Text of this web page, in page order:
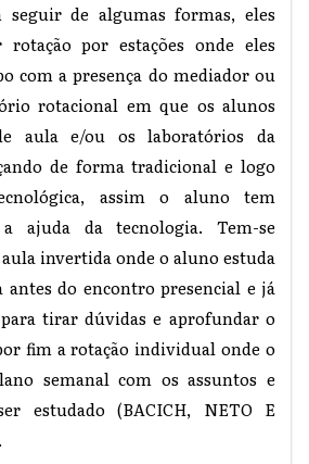
seguir de algumas formas, eles
por estações onde eles
com a presença do mediador ou
rotacional em que os alunos
aula e/ou os laboratórios da
de forma tradicional e logo
assim o aluno tem
ajuda da tecnologia. Tem-se
invertida onde o aluno estuda
do encontro presencial e já
tirar dúvidas e aprofundar o
fim a rotação individual onde o
semanal com os assuntos e
estudado (BACICH, NETO E